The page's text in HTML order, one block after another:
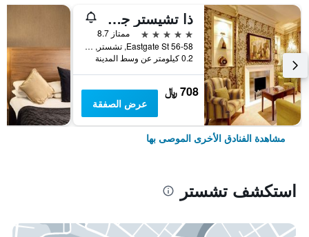
ذا تشيستر جروفنر
5 نجوم
ممتاز 8.7
56-58 Eastgate St, تشستر, المملكة المتحدة
0.2 كيلومتر عن وسط المدينة
708 ﷼
عرض الصفقة
مشاهدة الفنادق الأخرى الموصى بها
استكشف تشستر